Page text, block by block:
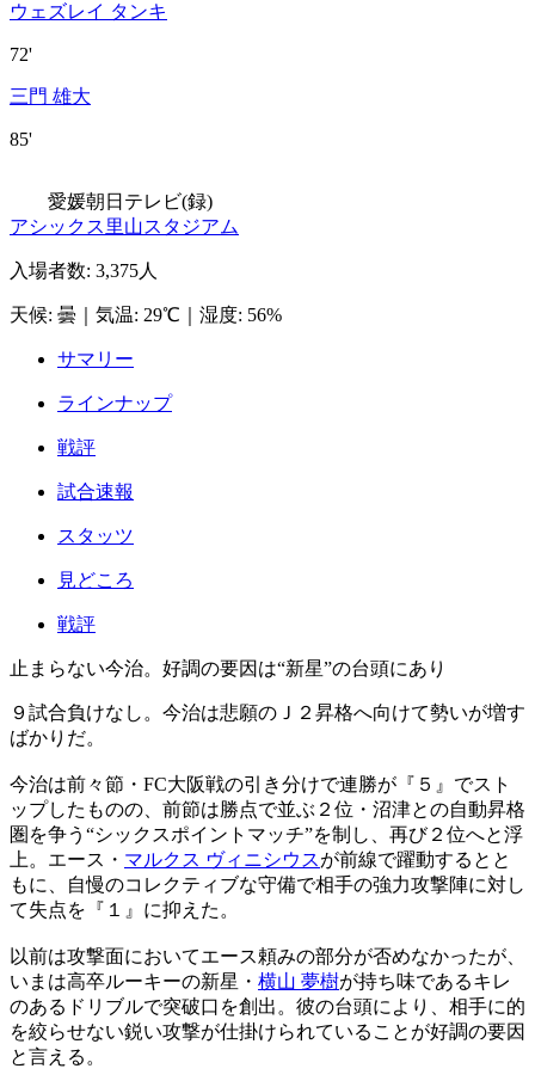
ウェズレイ タンキ
72'
三門 雄大
85'
愛媛朝日テレビ(録)
アシックス里山スタジアム
入場者数: 3,375人
天候: 曇 気温: 29℃ 湿度: 56%
サマリー
ラインナップ
戦評
試合速報
スタッツ
見どころ
戦評
止まらない今治。好調の要因は“新星”の台頭にあり
９試合負けなし。今治は悲願のＪ２昇格へ向けて勢いが増す
ばかりだ。
今治は前々節・FC大阪戦の引き分けで連勝が『５』でスト
ップしたものの、前節は勝点で並ぶ２位・沼津との自動昇格
圏を争う“シックスポイントマッチ”を制し、再び２位へと浮
上。エース・ マルクス ヴィニシウスが前線で躍動するとと
もに、自慢のコレクティブな守備で相手の強力攻撃陣に対し
て失点を『１』に抑えた。
以前は攻撃面においてエース頼みの部分が否めなかったが、
いまは高卒ルーキーの新星・ 横山 夢樹が持ち味であるキレ
のあるドリブルで突破口を創出。彼の台頭により、相手に的
を絞らせない鋭い攻撃が仕掛けられていることが好調の要因
と言える。